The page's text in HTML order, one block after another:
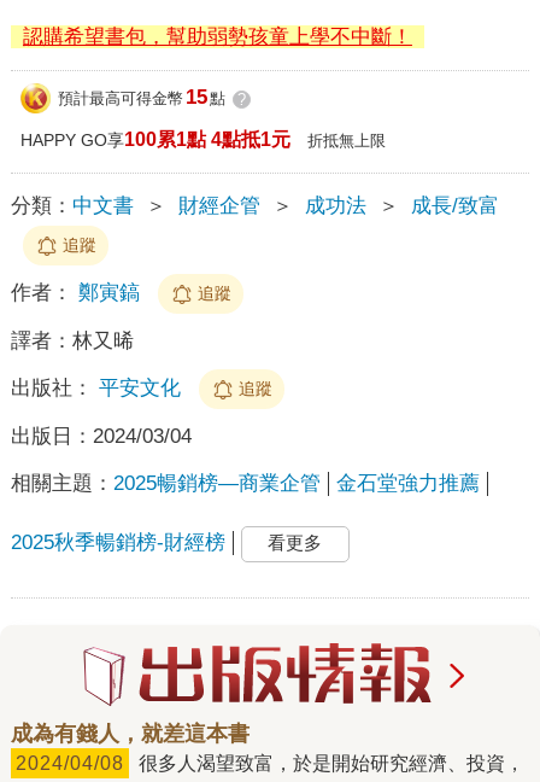
認購希望書包，幫助弱勢孩童上學不中斷！
預計最高可得金幣 15點 ?
HAPPY GO享100累1點 4點抵1元 折抵無上限
分類： 中文書 ＞ 財經企管 ＞ 成功法 ＞ 成長/致富
追蹤
作者： 鄭寅鎬 追蹤
譯者： 林又晞
出版社： 平安文化 追蹤
出版日： 2024/03/04
相關主題： 2025暢銷榜—商業企管 金石堂強力推薦
2025秋季暢銷榜-財經榜 看更多
成為有錢人，就差這本書
2024/04/08